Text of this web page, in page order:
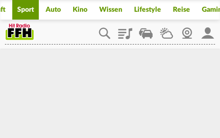
Sport Auto Kino Wissen Lifestyle Reise
PlaylistStaupilotWetterWebcam